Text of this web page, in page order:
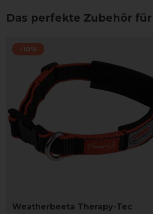
Das perfekte Zubehör
-10%
Weatherbeeta Therapy-Tec